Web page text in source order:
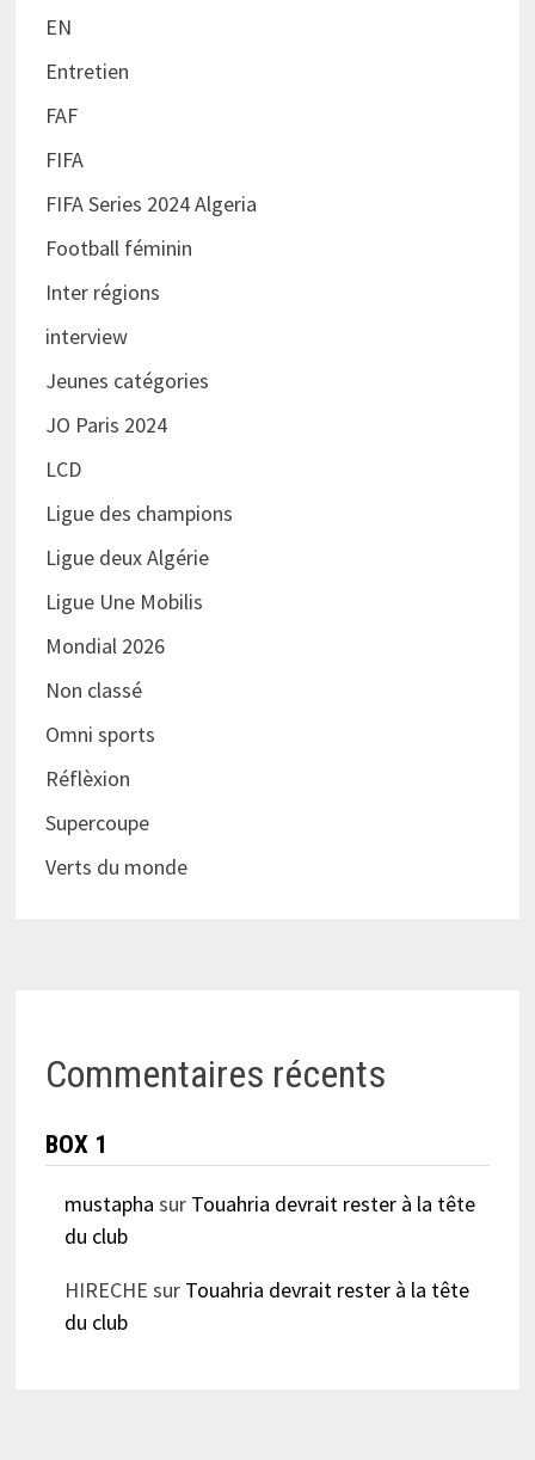
EN
Entretien
FAF
FIFA
FIFA Series 2024 Algeria
Football féminin
Inter régions
interview
Jeunes catégories
JO Paris 2024
LCD
Ligue des champions
Ligue deux Algérie
Ligue Une Mobilis
Mondial 2026
Non classé
Omni sports
Réflèxion
Supercoupe
Verts du monde
Commentaires récents
BOX 1
mustapha sur Touahria devrait rester à la tête
du club
HIRECHE sur Touahria devrait rester à la tête
du club